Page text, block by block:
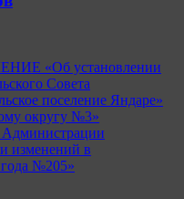
«Об установлении
Совета
поселение Яндаре»
округу №3»
изменений в
года №205»